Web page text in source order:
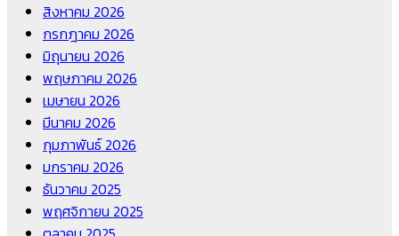
สิงหาคม 2026
กรกฎาคม 2026
มิถุนายน 2026
พฤษภาคม 2026
เมษายน 2026
มีนาคม 2026
กุมภาพันธ์ 2026
มกราคม 2026
ธันวาคม 2025
พฤศจิกายน 2025